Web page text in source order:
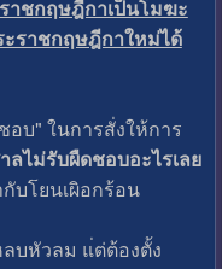
าชกฤษฎีกาเป็นโมฆะ
ราชกฤษฎีกาใหม่ได้
บ" ในการสั่งให้การ
ลไม่รับผืดชอบอะไรเลย
บโยนเผิอกร้อน
บหัวลม แ่ต่ต้องตั้ง